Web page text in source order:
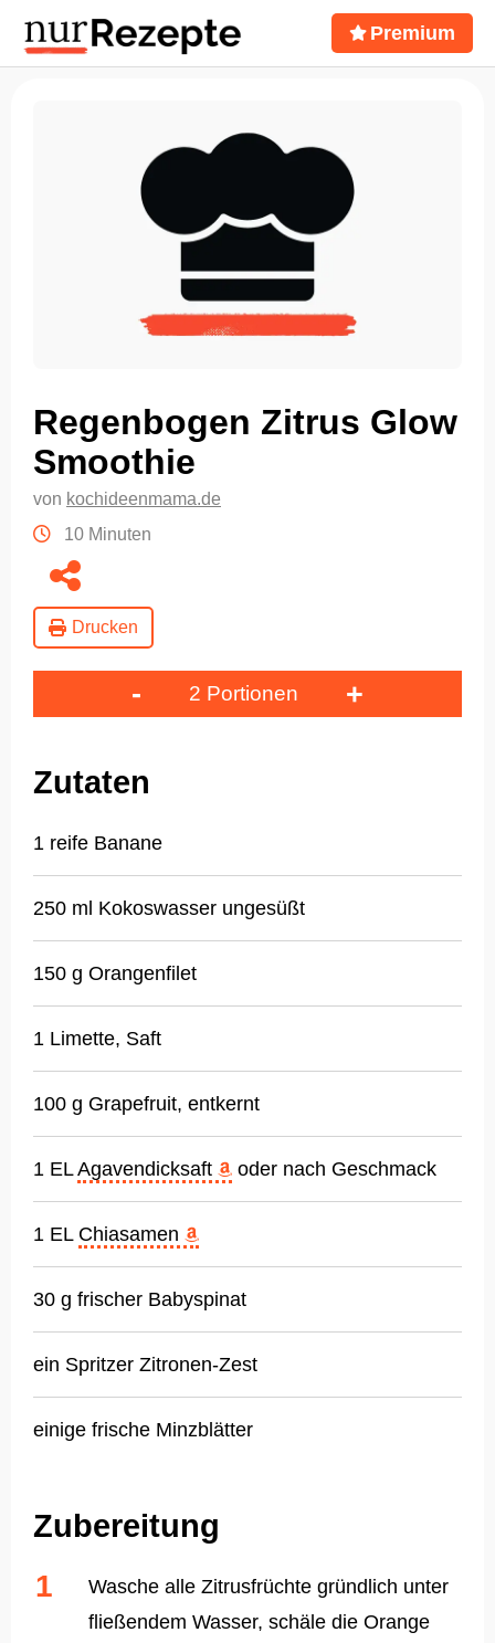
Premium
Regenbogen Zitrus Glow
Smoothie
von kochideenmama.de
10 Minuten
Drucken
- 2 Portionen +
Zutaten
1 reife Banane
250 ml Kokoswasser ungesüßt
150 g Orangenfilet
1 Limette, Saft
100 g Grapefruit, entkernt
1 ELAgavendicksaft oder nach Geschmack
1 EL Chiasamen
30 g frischer Babyspinat
ein Spritzer Zitronen-Zest
einige frische Minzblätter
Zubereitung
Wasche alle Zitrusfrüchte gründlich unter
fließendem Wasser, schäle die Orange